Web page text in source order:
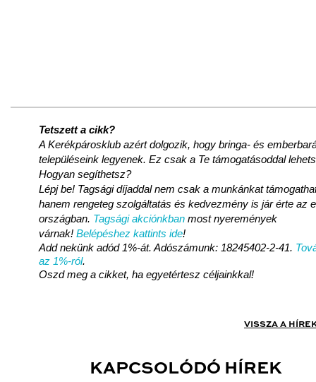
Tetszett a cikk?
A Kerékpárosklub azért dolgozik, hogy bringa- és
településeink legyenek. Ez csak a Te támogatásoddal
Hogyan segíthetsz?
Lépj be! Tagsági díjaddal nem csak a munkánkat
hanem rengeteg szolgáltatás és kedvezmény is jár érte az
országban. Tagsági akciónkban most nyeremények
várnak! Belépéshez kattints ide!
Add nekünk adód 1%-át. Adószámunk: 18245402-2-41.
az 1%-ról.
Oszd meg a cikket, ha egyetértesz céljainkkal!
VISSZA A
KAPCSOLÓDÓ HÍREK